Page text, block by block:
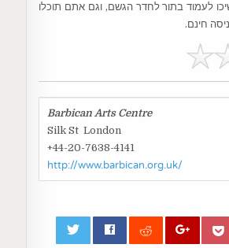
לעמוד בתור לחדר הגשם, וגם אתם תוכלו
Barbican Arts Centre
Silk St London
+44-20-7638-4141
http://www.barbican.org.uk/